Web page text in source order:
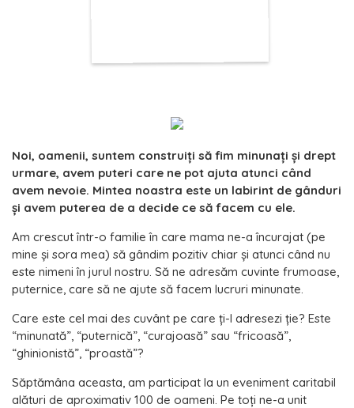
Noi, oamenii, suntem construiți să fim minunați și drept
urmare, avem puteri care ne pot ajuta atunci când
avem nevoie. Mintea noastra este un labirint de gânduri
și avem puterea de a decide ce să facem cu ele.
Am crescut într-o familie în care mama ne-a încurajat (pe
mine și sora mea) să gândim pozitiv chiar și atunci când nu
este nimeni în jurul nostru. Să ne adresăm cuvinte frumoase,
puternice, care să ne ajute să facem lucruri minunate.
Care este cel mai des cuvânt pe care ți-l adresezi ție? Este
“minunată”, “puternică”, “curajoasă” sau “fricoasă”,
“ghinionistă”, “proastă”?
Săptămâna aceasta, am participat la un eveniment caritabil
alături de aproximativ 100 de oameni. Pe toți ne-a unit